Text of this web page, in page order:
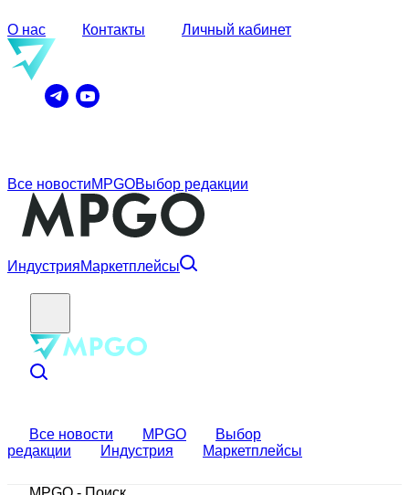
О нас Контакты Личный кабинет
Все новостиMPGOВыбор редакции
ИндустрияМаркетплейсы
Все новости MPGO
Выбор
редакции
Индустрия Маркетплейсы